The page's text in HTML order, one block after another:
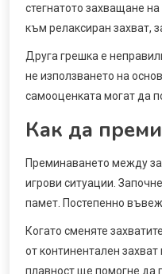
стегнатото захващане
към релаксиран захват,
Друга грешка е
не използването на
самооценката могат да
Как да
Преминаването между
игрови ситуации.
памет. Постепенно
Когато сменяте
от континентален
плавност ще помогне да